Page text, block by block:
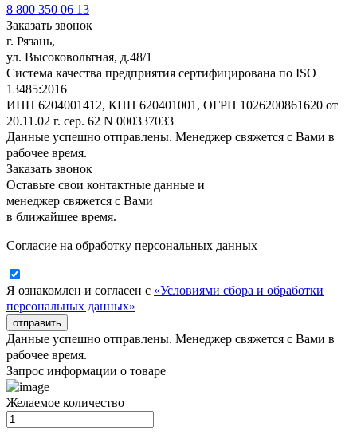
8 800 350 06 13
Заказать звонок
г. Рязань,
ул. Высоковольтная, д.48/1
Система качества предприятия сертифицирована по ISO
13485:2016
ИНН 6204001412, КПП 620401001, ОГРН 1026200861620 от
20.11.02 г. сер. 62 N 000337033
Данные успешно отправлены. Менеджер свяжется с Вами в
рабочее время.
Заказать звонок
Оставьте свои контактные данные и
менеджер свяжется с Вами
в ближайшее время.
Согласие на обработку персональных данных
Я ознакомлен и согласен с «Условиями сбора и обработки
персональных данных»
отправить
Данные успешно отправлены. Менеджер свяжется с Вами в
рабочее время.
Запрос информации о товаре
Желаемое количество